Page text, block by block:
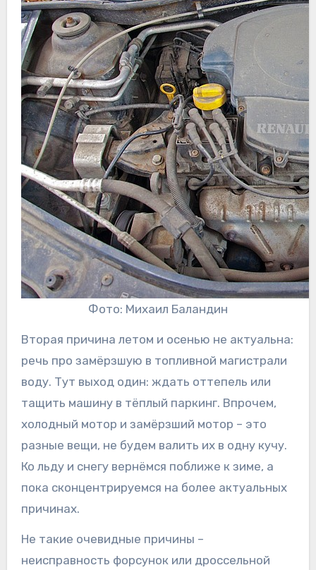
Фото: Михаил Баландин
Вторая причина летом и осенью не актуальна:
речь про замёрзшую в топливной магистрали
воду. Тут выход один: ждать оттепель или
тащить машину в тёплый паркинг. Впрочем,
холодный мотор и замёрзший мотор – это
разные вещи, не будем валить их в одну кучу.
Ко льду и снегу вернёмся поближе к зиме, а
пока сконцентрируемся на более актуальных
причинах.
Не такие очевидные причины –
неисправность форсунок или дроссельной